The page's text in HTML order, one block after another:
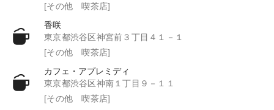
[その他 喫茶店]
香咲
東京都渋谷区神宮前３丁目４１－１
[その他 喫茶店]
カフェ・アプレミディ
東京都渋谷区神南１丁目９－１１
[その他 喫茶店]